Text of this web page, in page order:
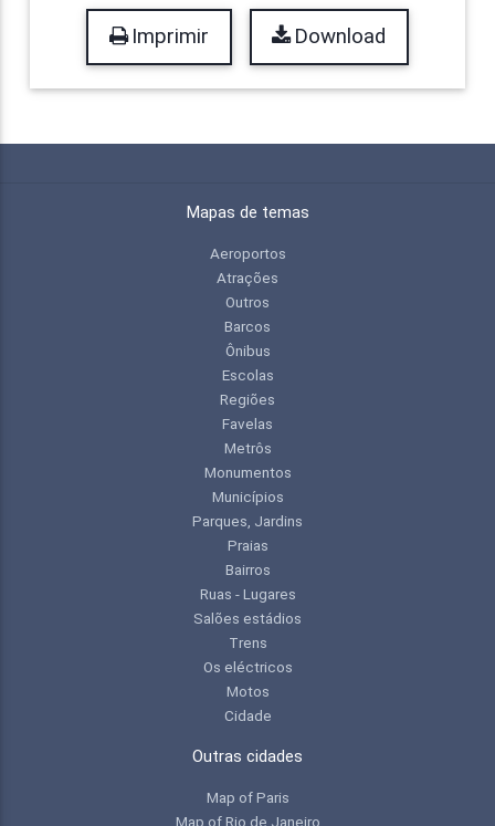
Imprimir Download
Mapas de temas
Aeroportos
Atrações
Outros
Barcos
Ônibus
Escolas
Regiões
Favelas
Metrôs
Monumentos
Municípios
Parques, Jardins
Praias
Bairros
Ruas - Lugares
Salões estádios
Trens
Os eléctricos
Motos
Cidade
Outras cidades
Map of Paris
Map of Rio de Janeiro